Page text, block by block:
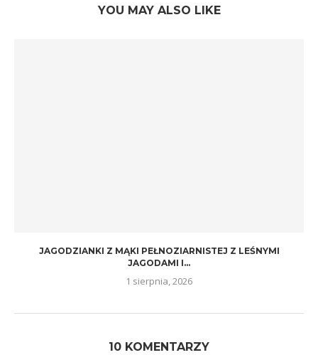
YOU MAY ALSO LIKE
JAGODZIANKI Z MĄKI PEŁNOZIARNISTEJ Z LEŚNYMI
JAGODAMI I...
1 sierpnia, 2026
10 KOMENTARZY